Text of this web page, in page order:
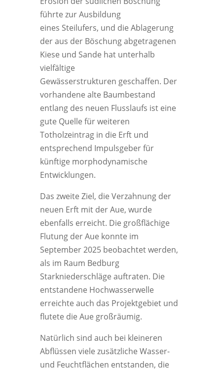
führte zur Ausbildung
eines Steilufers, und die Ablagerung
der aus der Böschung abgetragenen
Kiese und Sande hat unterhalb
vielfältige
Gewässerstrukturen geschaffen. Der
vorhandene alte Baumbestand
entlang des neuen Flusslaufs ist eine
gute Quelle für weiteren
Totholzeintrag in die Erft und
entsprechend Impulsgeber für
künftige morphodynamische
Entwicklungen.
Das zweite Ziel, die Verzahnung der
neuen Erft mit der Aue, wurde
ebenfalls erreicht. Die großflächige
Flutung der Aue konnte im
September 2025 beobachtet werden,
als im Raum Bedburg
Starkniederschläge auftraten. Die
entstandene Hochwasserwelle
erreichte auch das Projektgebiet und
flutete die Aue großräumig.
Natürlich sind auch bei kleineren
Abflüssen viele zusätzliche Wasser-
und Feuchtflächen entstanden, die